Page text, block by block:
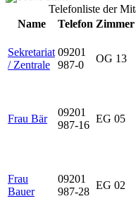
Telefonliste der
Name
Telefon Zimmer
Sekretariat
/ Zentrale
09201
987-0
OG 13
Frau Bär
09201
987-16
EG 05
Frau
Bauer
09201
987-28
EG 02